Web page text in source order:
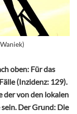
oben: Für das
(Inzidenz: 129).
der von den lokalen
Der Grund: Die